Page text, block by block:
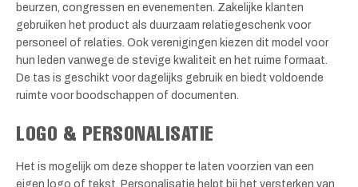
beurzen, congressen en evenementen. Zakelijke klanten
gebruiken het product als duurzaam relatiegeschenk voor
personeel of relaties. Ook verenigingen kiezen dit model voor
hun leden vanwege de stevige kwaliteit en het ruime formaat.
De tas is geschikt voor dagelijks gebruik en biedt voldoende
ruimte voor boodschappen of documenten.
LOGO & PERSONALISATIE
Het is mogelijk om deze shopper te laten voorzien van een
eigen logo of tekst. Personalisatie helpt bij het versterken van